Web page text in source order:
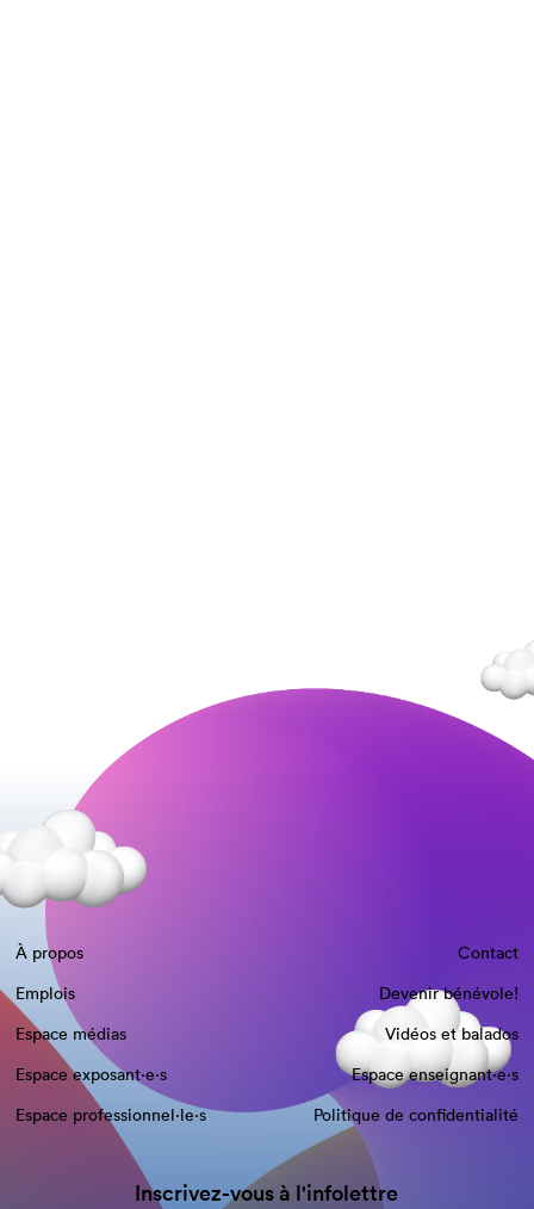
À propos
Contact
Emplois
Devenir bénévole!
Espace médias
Vidéos et balados
Espace exposant·e⋅s
Espace enseignant·e⋅s
Espace professionnel·le⋅s
Politique de confidentialité
Inscrivez-vous à l'infolettre